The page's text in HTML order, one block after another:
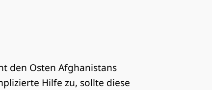
den Osten Afghanistans
Hilfe zu, sollte diese